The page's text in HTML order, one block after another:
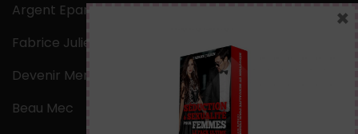
Argent Epargne
Fabrice Julien
Devenir Mentaliste
Beau Mec
×